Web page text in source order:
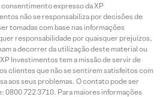
expresso da XP
não se responsabiliza por decisões de
tomadas com base nas informações
responsabilidade por quaisquer prejuízos,
a decorrer da utilização deste material ou
Investimentos tem a missão de servir de
clientes que não se sentirem satisfeitos com
aos seus problemas. O contato pode ser
0800 722 3710. Para maiores informações